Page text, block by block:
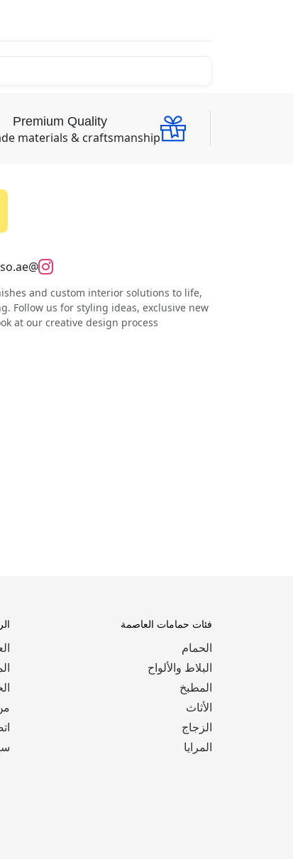
Premium Quality
materials & craftsmanship
@laveso.ae
and custom interior solutions to life,
Follow us for styling ideas, exclusive new
at our creative design process.
فئات حمامات العاصمة
الحمام
البلاط والألواح
المطبخ
الأثاث
الزجاج
المرايا